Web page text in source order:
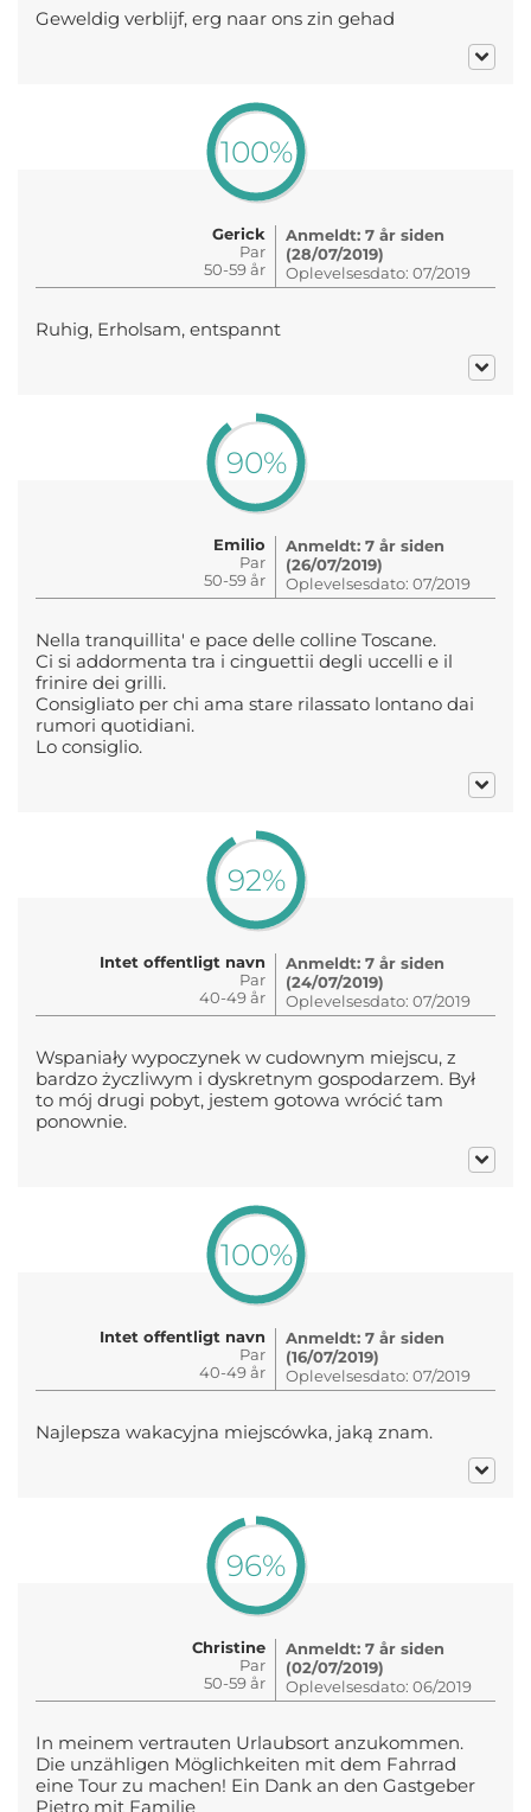
Geweldig verblijf, erg naar ons zin gehad
100%
Gerick
Par
50-59 år
Anmeldt: 7 år siden
(28/07/2019)
Oplevelsesdato: 07/2019
Ruhig, Erholsam, entspannt
90%
Emilio
Par
50-59 år
Anmeldt: 7 år siden
(26/07/2019)
Oplevelsesdato: 07/2019
Nella tranquillita' e pace delle colline Toscane.
Ci si addormenta tra i cinguettii degli uccelli e il
frinire dei grilli.
Consigliato per chi ama stare rilassato lontano dai
rumori quotidiani.
Lo consiglio.
92%
Intet offentligt navn
Par
40-49 år
Anmeldt: 7 år siden
(24/07/2019)
Oplevelsesdato: 07/2019
Wspaniały wypoczynek w cudownym miejscu, z
bardzo życzliwym i dyskretnym gospodarzem. Był
to mój drugi pobyt, jestem gotowa wrócić tam
ponownie.
100%
Intet offentligt navn
Par
40-49 år
Anmeldt: 7 år siden
(16/07/2019)
Oplevelsesdato: 07/2019
Najlepsza wakacyjna miejscówka, jaką znam.
96%
Christine
Par
50-59 år
Anmeldt: 7 år siden
(02/07/2019)
Oplevelsesdato: 06/2019
In meinem vertrauten Urlaubsort anzukommen.
Die unzähligen Möglichkeiten mit dem Fahrrad
eine Tour zu machen! Ein Dank an den Gastgeber
Pietro mit Familie